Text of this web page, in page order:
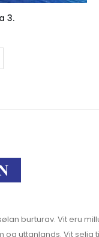
burturav. Vit eru
og uttanlands. Vit selja